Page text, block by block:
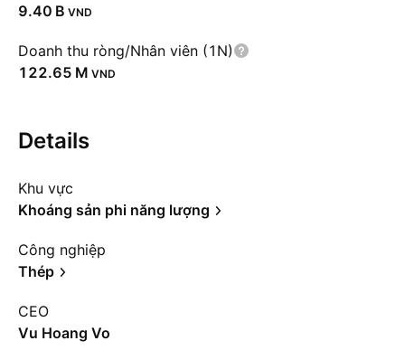
‪9.40 B‬ VND
Doanh thu ròng/Nhân viên (1N)
‪122.65 M‬ VND
Details
Khu vực
Khoáng sản phi năng lượng
Công nghiệp
Thép
CEO
Vu Hoang Vo